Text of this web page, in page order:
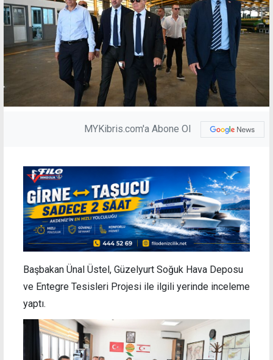
MYKibris.com'a Abone Ol
Başbakan Ünal Üstel, Güzelyurt Soğuk Hava Deposu
ve Entegre Tesisleri Projesi ile ilgili yerinde inceleme
yaptı.